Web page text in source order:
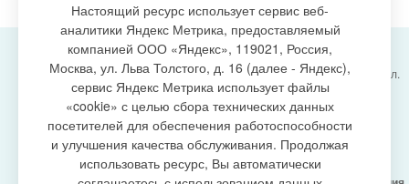
создание сайта
Администрация городского поселения Излучинск, ул.
Энергетиков, 6, пгт. Излучинск, Нижневартовский
район,
Ханты-Мансийский автономный округ-Югра
(Тюменская область), 628634
Сетевое изданиеhttps://www.gp-izluchinsk.ru
16+
Настоящий ресурс использует сервис веб-
аналитики Яндекс Метрика, предоставляемый
компанией ООО «Яндекс», 119021, Россия,
Москва, ул. Льва Толстого, д. 16 (далее - Яндекс),
сервис Яндекс Метрика использует файлы
«cookie» с целью сбора технических данных
посетителей для обеспечения работоспособности
и улучшения качества обслуживания. Продолжая
использовать ресурс, Вы автоматически